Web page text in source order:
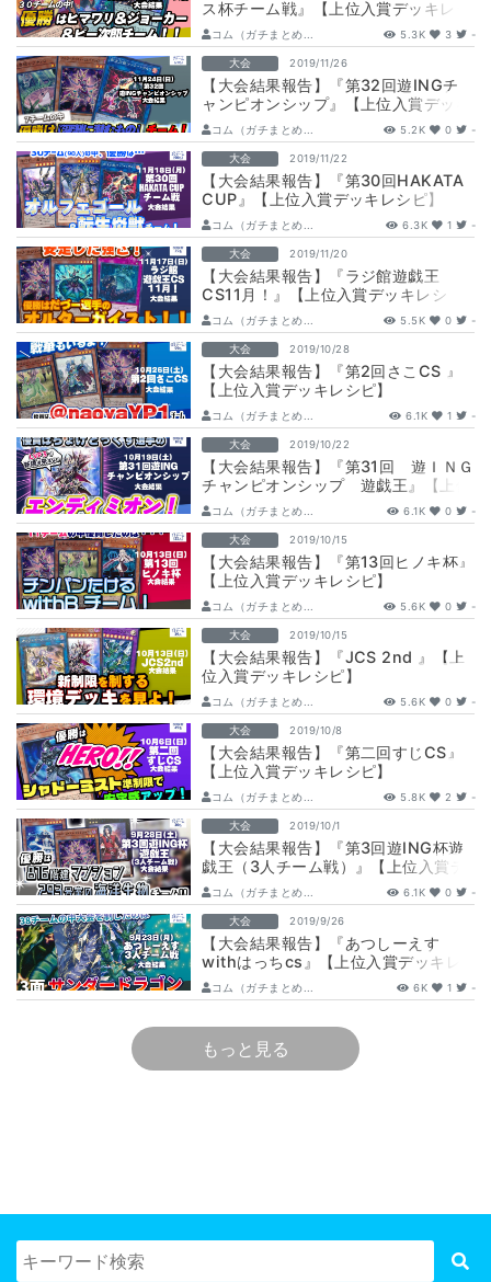
ス杯チーム戦』【上位入賞デッキレシ
ピ】
コム（ガチまとめ... 5.3K 3 -
大会 2019/11/26
【大会結果報告】『第32回遊INGチ
ャンピオンシップ』【上位入賞デッキ
レシピ】
コム（ガチまとめ... 5.2K 0 -
大会 2019/11/22
【大会結果報告】『第30回HAKATA
CUP』【上位入賞デッキレシピ】
コム（ガチまとめ... 6.3K 1 -
大会 2019/11/20
【大会結果報告】『ラジ館遊戯王
CS11月！』【上位入賞デッキレシ
ピ】
コム（ガチまとめ... 5.5K 0 -
大会 2019/10/28
【大会結果報告】『第2回さこCS 』
【上位入賞デッキレシピ】
コム（ガチまとめ... 6.1K 1 -
大会 2019/10/22
【大会結果報告】『第31回 遊ＩＮＧ
チャンピオンシップ 遊戯王』【上位
入賞デッキレシピ】
コム（ガチまとめ... 6.1K 0 -
大会 2019/10/15
【大会結果報告】『第13回ヒノキ杯』
【上位入賞デッキレシピ】
コム（ガチまとめ... 5.6K 0 -
大会 2019/10/15
【大会結果報告】『JCS 2nd 』【上
位入賞デッキレシピ】
コム（ガチまとめ... 5.6K 0 -
大会 2019/10/8
【大会結果報告】『第二回すじCS』
【上位入賞デッキレシピ】
コム（ガチまとめ... 5.8K 2 -
大会 2019/10/1
【大会結果報告】『第3回遊ING杯遊
戯王（3人チーム戦）』【上位入賞デ
ッキレシピ】
コム（ガチまとめ... 6.1K 0 -
大会 2019/9/26
【大会結果報告】『あつしーえす
withはっちcs』【上位入賞デッキレ
シピ】
コム（ガチまとめ... 6K 1 -
もっと見る